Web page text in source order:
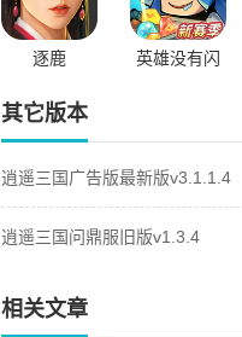
逐鹿 英雄没有闪
其它版本
逍遥三国广告版最新版v3.1.1.4
逍遥三国问鼎服旧版v1.3.4
相关文章